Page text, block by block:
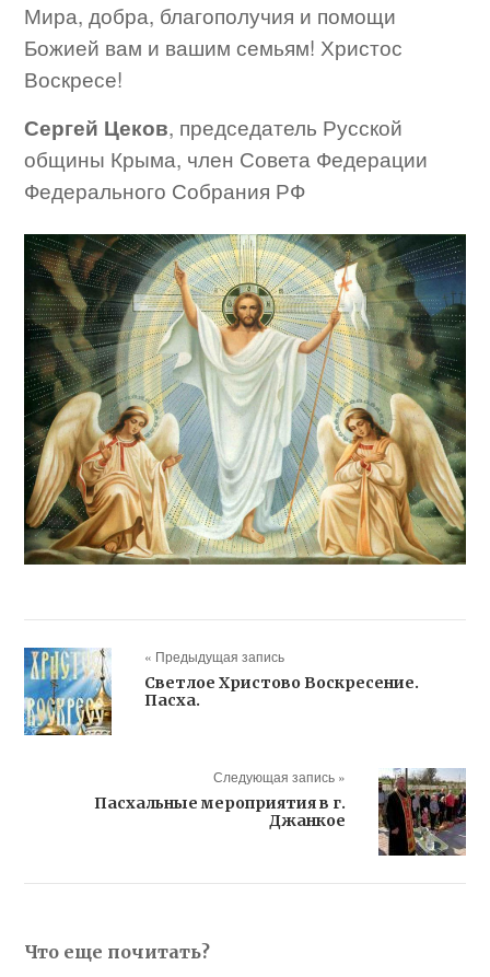
Мира, добра, благополучия и помощи
Божией вам и вашим семьям! Христос
Воскресе!
Сергей Цеков, председатель Русской
общины Крыма, член Совета Федерации
Федерального Собрания РФ
« Предыдущая запись
Светлое Христово Воскресение.
Пасха.
Следующая запись »
Пасхальные мероприятия в г.
Джанкое
Что еще почитать?